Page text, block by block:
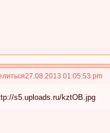
27.08.2013 01:05:53 pm